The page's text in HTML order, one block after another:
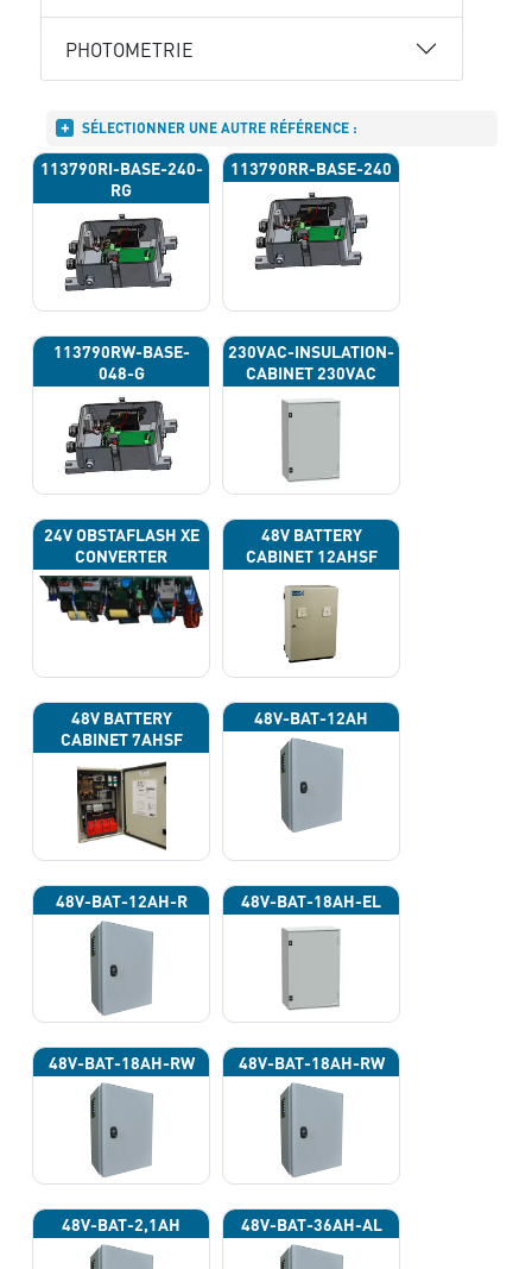
PHOTOMETRIE
SÉLECTIONNER UNE AUTRE RÉFÉRENCE :
113790RI-BASE-240-
RG
113790RR-BASE-240
113790RW-BASE-
048-G
230VAC-INSULATION-
CABINET 230VAC
24V OBSTAFLASH XE
CONVERTER
48V BATTERY
CABINET 12AHSF
(INPUT POWER
220VAC)
48V BATTERY
CABINET 7AHSF
(INPUT POWER
220VAC)
48V-BAT-12AH
48V-BAT-12AH-R 48V-BAT-18AH-EL
48V-BAT-18AH-RW 48V-BAT-18AH-RW
48V-BAT-2,1AH 48V-BAT-36AH-AL